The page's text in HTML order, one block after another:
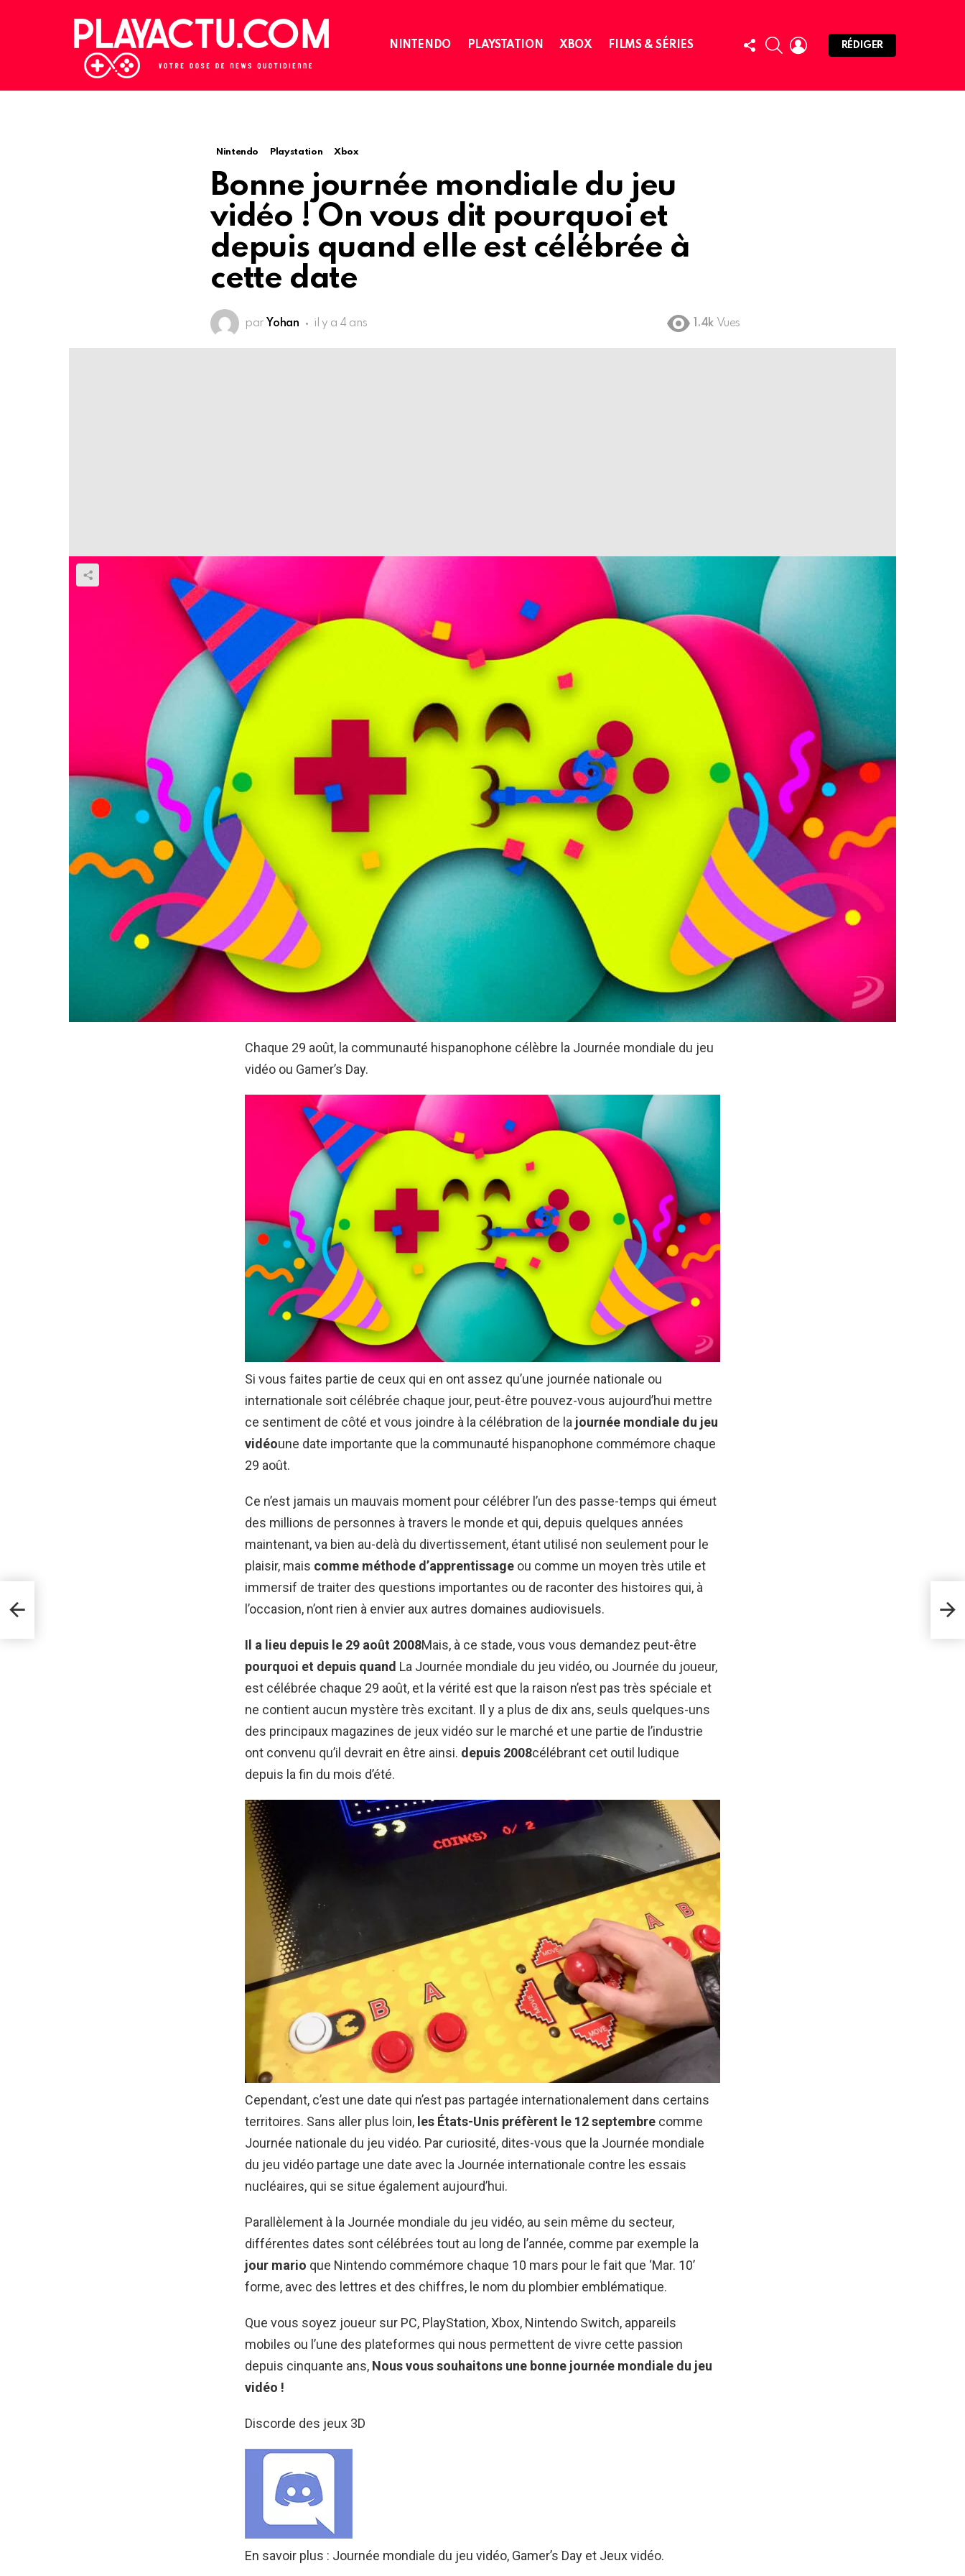
NINTENDO PLAYSTATION XBOX FILMS & SÉRIES
FOLLOW
US
SEARCHLOGIN
RÉDIGER
Nintendo Playstation Xbox
Bonne journée mondiale du jeu
vidéo ! On vous dit pourquoi et
depuis quand elle est célébrée à
cette date
par Yohan il y a 4 ans 1.4k Vues
Chaque 29 août, la communauté hispanophone célèbre la Journée mondiale du jeu
vidéo ou Gamer’s Day.
Si vous faites partie de ceux qui en ont assez qu’une journée nationale ou
internationale soit célébrée chaque jour, peut-être pouvez-vous aujourd’hui mettre
ce sentiment de côté et vous joindre à la célébration de la journée mondiale du jeu
vidéoune date importante que la communauté hispanophone commémore chaque
29 août.
Ce n’est jamais un mauvais moment pour célébrer l’un des passe-temps qui émeut
des millions de personnes à travers le monde et qui, depuis quelques années
maintenant, va bien au-delà du divertissement, étant utilisé non seulement pour le
plaisir, mais comme méthode d’apprentissage ou comme un moyen très utile et
immersif de traiter des questions importantes ou de raconter des histoires qui, à
l’occasion, n’ont rien à envier aux autres domaines audiovisuels.
Il a lieu depuis le 29 août 2008Mais, à ce stade, vous vous demandez peut-être
pourquoi et depuis quand La Journée mondiale du jeu vidéo, ou Journée du joueur,
est célébrée chaque 29 août, et la vérité est que la raison n’est pas très spéciale et
ne contient aucun mystère très excitant. Il y a plus de dix ans, seuls quelques-uns
des principaux magazines de jeux vidéo sur le marché et une partie de l’industrie
ont convenu qu’il devrait en être ainsi. depuis 2008célébrant cet outil ludique
depuis la fin du mois d’été.
Cependant, c’est une date qui n’est pas partagée internationalement dans certains
territoires. Sans aller plus loin, les États-Unis préfèrent le 12 septembre comme
Journée nationale du jeu vidéo. Par curiosité, dites-vous que la Journée mondiale
du jeu vidéo partage une date avec la Journée internationale contre les essais
nucléaires, qui se situe également aujourd’hui.
Parallèlement à la Journée mondiale du jeu vidéo, au sein même du secteur,
différentes dates sont célébrées tout au long de l’année, comme par exemple la
jour mario que Nintendo commémore chaque 10 mars pour le fait que ‘Mar. 10’
forme, avec des lettres et des chiffres, le nom du plombier emblématique.
Que vous soyez joueur sur PC, PlayStation, Xbox, Nintendo Switch, appareils
mobiles ou l’une des plateformes qui nous permettent de vivre cette passion
depuis cinquante ans, Nous vous souhaitons une bonne journée mondiale du jeu
vidéo !
Discorde des jeux 3D
En savoir plus : Journée mondiale du jeu vidéo, Gamer’s Day et Jeux vidéo.